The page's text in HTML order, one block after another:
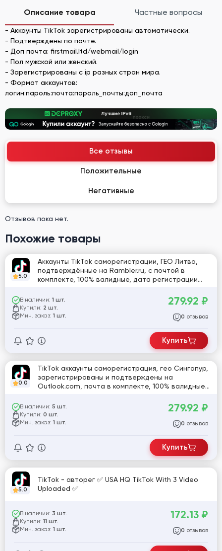
Описание товара Частные вопросы
- Аккаунты TikTok зарегистрированы автоматически.
- Подтверждены по почте.
- Доп почта: firstmail.ltd/webmail/login
- Пол мужской или женский.
- Зарегистрированы с ip разных стран мира.
- Формат аккаунтов:
логин:пароль:почта:пароль_почты:доп_почта
Все отзывы
Положительные
Негативные
Отзывов пока нет.
Похожие товары
5.0
Аккаунты TikTok саморегистрации, ГЕО Литва,
подтверждённые на Rambler.ru, с почтой в
комплекте, 100% валидные, дата регистрации
В наличии: 1 шт.
Купили: 2 шт.
Мин. заказ: 1 шт.
279.92 ₽
0 отзывов
Купить
0.0
TikTok аккаунты саморегистрация, гео Сингапур,
зарегистрированы и подтверждены на
Outlook.com, почта в комплекте, 100% валидные,
В наличии: 5 шт.
Купили: 0 шт.
Мин. заказ: 1 шт.
279.92 ₽
0 отзывов
Купить
5.0
TikTok - авторег ✅ USA HQ TikTok With 3 Video
Uploaded ✅
В наличии: 3 шт.
Купили: 11 шт.
Мин. заказ: 1 шт.
172.13 ₽
0 отзывов